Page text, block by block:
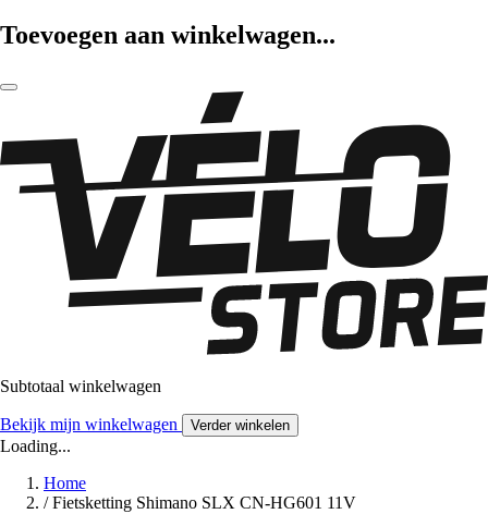
Toevoegen aan winkelwagen...
Subtotaal winkelwagen
Bekijk mijn winkelwagen Verder winkelen
Loading...
Home
/ Fietsketting Shimano SLX CN-HG601 11V